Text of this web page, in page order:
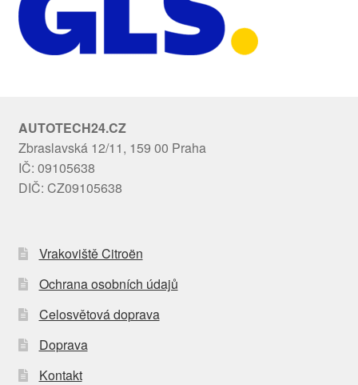
AUTOTECH24.CZ
Zbraslavská 12/11, 159 00 Praha
IČ: 09105638
DIČ: CZ09105638
Vrakoviště Citroën
Ochrana osobních údajů
Celosvětová doprava
Doprava
Kontakt